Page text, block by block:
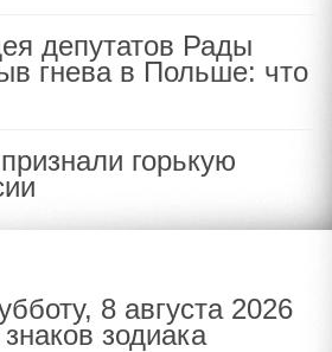
депутатов Рады
гнева в Польше: что
горькую
8 августа 2026
зодиака